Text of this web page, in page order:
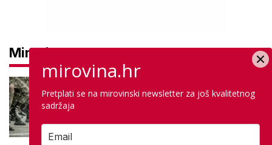
Mirovine
branitelja: Cifre idu gore i za više
mirovina.hr
Pretplati se na mirovinski newsletter za još kvalitetnog
sadržaja